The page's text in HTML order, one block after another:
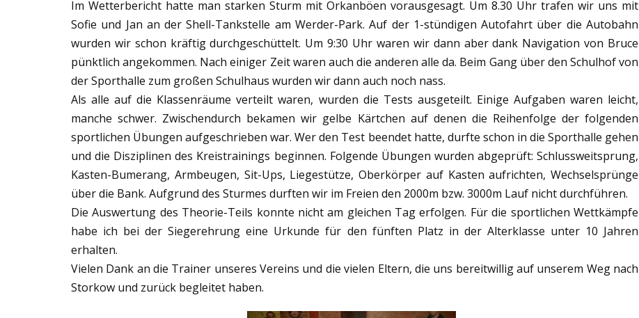
Im Wetterbericht hatte man starken Sturm mit Orkanböen vorausgesagt. Um 8.30 Uhr trafen wir uns mit
Sofie und Jan an der Shell-Tankstelle am Werder-Park. Auf der 1-stündigen Autofahrt über die Autobahn
wurden wir schon kräftig durchgeschüttelt. Um 9:30 Uhr waren wir dann aber dank Navigation von Bruce
pünktlich angekommen. Nach einiger Zeit waren auch die anderen alle da. Beim Gang über den Schulhof von
der Sporthalle zum großen Schulhaus wurden wir dann auch noch nass.
Als alle auf die Klassenräume verteilt waren, wurden die Tests ausgeteilt. Einige Aufgaben waren leicht,
manche schwer. Zwischendurch bekamen wir gelbe Kärtchen auf denen die Reihenfolge der folgenden
sportlichen Übungen aufgeschrieben war. Wer den Test beendet hatte, durfte schon in die Sporthalle gehen
und die Disziplinen des Kreistrainings beginnen. Folgende Übungen wurden abgeprüft: Schlussweitsprung,
Kasten-Bumerang, Armbeugen, Sit-Ups, Liegestütze, Oberkörper auf Kasten aufrichten, Wechselsprünge
über die Bank. Aufgrund des Sturmes durften wir im Freien den 2000m bzw. 3000m Lauf nicht durchführen.
Die Auswertung des Theorie-Teils konnte nicht am gleichen Tag erfolgen. Für die sportlichen Wettkämpfe
habe ich bei der Siegerehrung eine Urkunde für den fünften Platz in der Alterklasse unter 10 Jahren
erhalten.
Vielen Dank an die Trainer unseres Vereins und die vielen Eltern, die uns bereitwillig auf unserem Weg nach
Storkow und zurück begleitet haben.